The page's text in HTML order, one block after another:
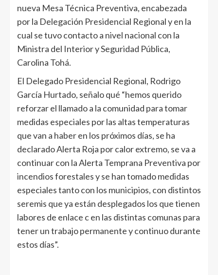
nueva Mesa Técnica Preventiva, encabezada
por la Delegación Presidencial Regional y en la
cual se tuvo contacto a nivel nacional con la
Ministra del Interior y Seguridad Pública,
Carolina Tohá.
El Delegado Presidencial Regional, Rodrigo
García Hurtado, señalo qué “hemos querido
reforzar el llamado a la comunidad para tomar
medidas especiales por las altas temperaturas
que van a haber en los próximos días, se ha
declarado Alerta Roja por calor extremo, se va a
continuar con la Alerta Temprana Preventiva por
incendios forestales y se han tomado medidas
especiales tanto con los municipios, con distintos
seremis que ya están desplegados los que tienen
labores de enlace c en las distintas comunas para
tener un trabajo permanente y continuo durante
estos días”.